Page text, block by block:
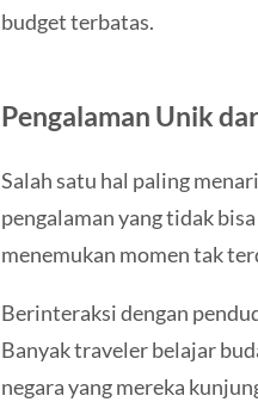
budget terbatas.
Pengalaman Unik
Salah satu hal paling
pengalaman yang tidak
menemukan momen tak
Berinteraksi dengan
Banyak traveler belajar
negara yang mereka